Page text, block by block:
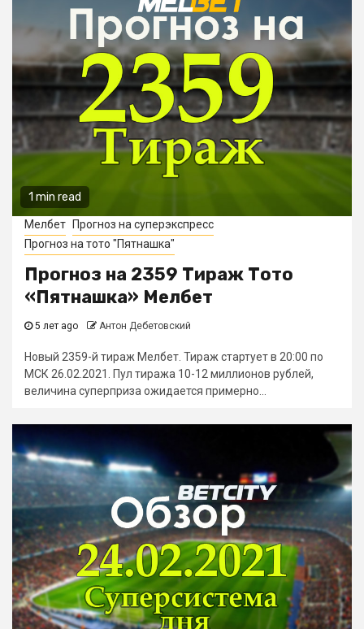
1 min read
Мелбет
Прогноз на суперэкспресс
Прогноз на тото "Пятнашка"
Прогноз на 2359 Тираж Тото
«Пятнашка» Мелбет
5 лет ago Антон Дебетовский
Новый 2359-й тираж Мелбет. Тираж стартует в 20:00 по
МСК 26.02.2021. Пул тиража 10-12 миллионов рублей,
величина суперприза ожидается примерно...